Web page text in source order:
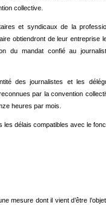
collective.
et syndicaux de la
obtiendront de leur entreprise
du mandat confié au
des journalistes et les
par la convention
heures par mois.
délais compatibles avec le
mesure dont il vient d’être